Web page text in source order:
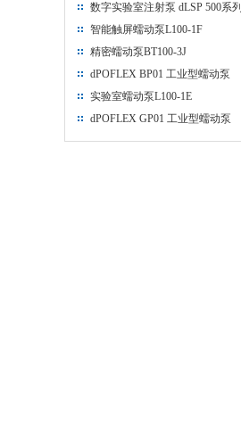
数字实验室注射泵 dLSP 500系列
智能触屏蠕动泵L100-1F
精密蠕动泵BT100-3J
dPOFLEX BP01 工业型蠕动泵
实验室蠕动泵L100-1E
dPOFLEX GP01 工业型蠕动泵